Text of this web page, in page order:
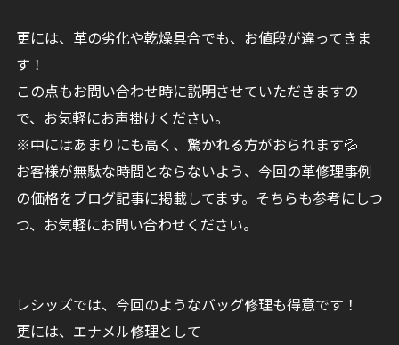
更には、革の劣化や乾燥具合でも、お値段が違ってきま
す！
この点もお問い合わせ時に説明させていただきますの
で、お気軽にお声掛けください。
※中にはあまりにも高く、驚かれる方がおられます💦
お客様が無駄な時間とならないよう、今回の革修理事例
の価格をブログ記事に掲載してます。そちらも参考にしつ
つ、お気軽にお問い合わせください。
レシッズでは、今回のようなバッグ修理も得意です！
更には、エナメル修理として